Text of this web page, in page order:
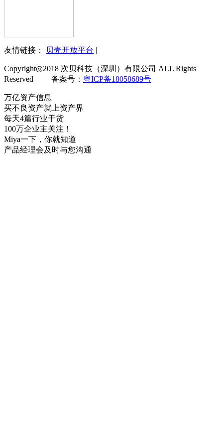
友情链接： 贝壳开放平台 |
Copyright◎2018 次贝科技（深圳）有限公司 ALL Rights
Reserved 备案号： 粤ICP备18058689号
万亿资产信息
买不良资产就上资产界
每天4篇行业干货
100万企业主关注！
Miya一下，你就知道
产品经理会及时与您沟通